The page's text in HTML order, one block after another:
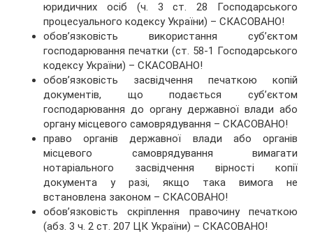
юридичних осіб (ч. 3 ст. 28 Господарського
процесуального кодексу України) – СКАСОВАНО!
обов’язковість використання суб’єктом
господарювання печатки (ст. 58-1 Господарського
кодексу України) – СКАСОВАНО!
обов’язковість засвідчення печаткою копій
документів, що подається суб’єктом
господарювання до органу державної влади або
органу місцевого самоврядування – СКАСОВАНО!
право органів державної влади або органів
місцевого самоврядування вимагати
нотаріального засвідчення вірності копії
документа у разі, якщо така вимога не
встановлена законом – СКАСОВАНО!
обов’язковість скріплення правочину печаткою
(абз. 3 ч. 2 ст. 207 ЦК України) – СКАСОВАНО!